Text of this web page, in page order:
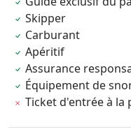
Skipper
Carburant
Apéritif
Assurance
Équipement de
Ticket d'entrée à la